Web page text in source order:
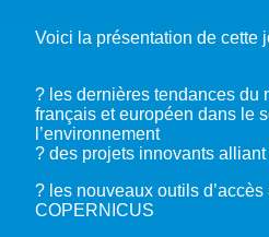
Voici la présentation de cette
? les dernières tendances du
français et européen dans le
l’environnement
? des projets innovants alliant
? les nouveaux outils
COPERNICUS